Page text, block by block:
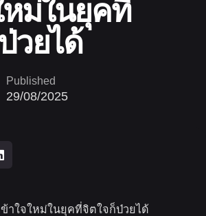
หม่ในยุคที่
วยได้
Published
29/08/2025
าใจใหม่ในยุคที่จิตใจก็ป่วยได้